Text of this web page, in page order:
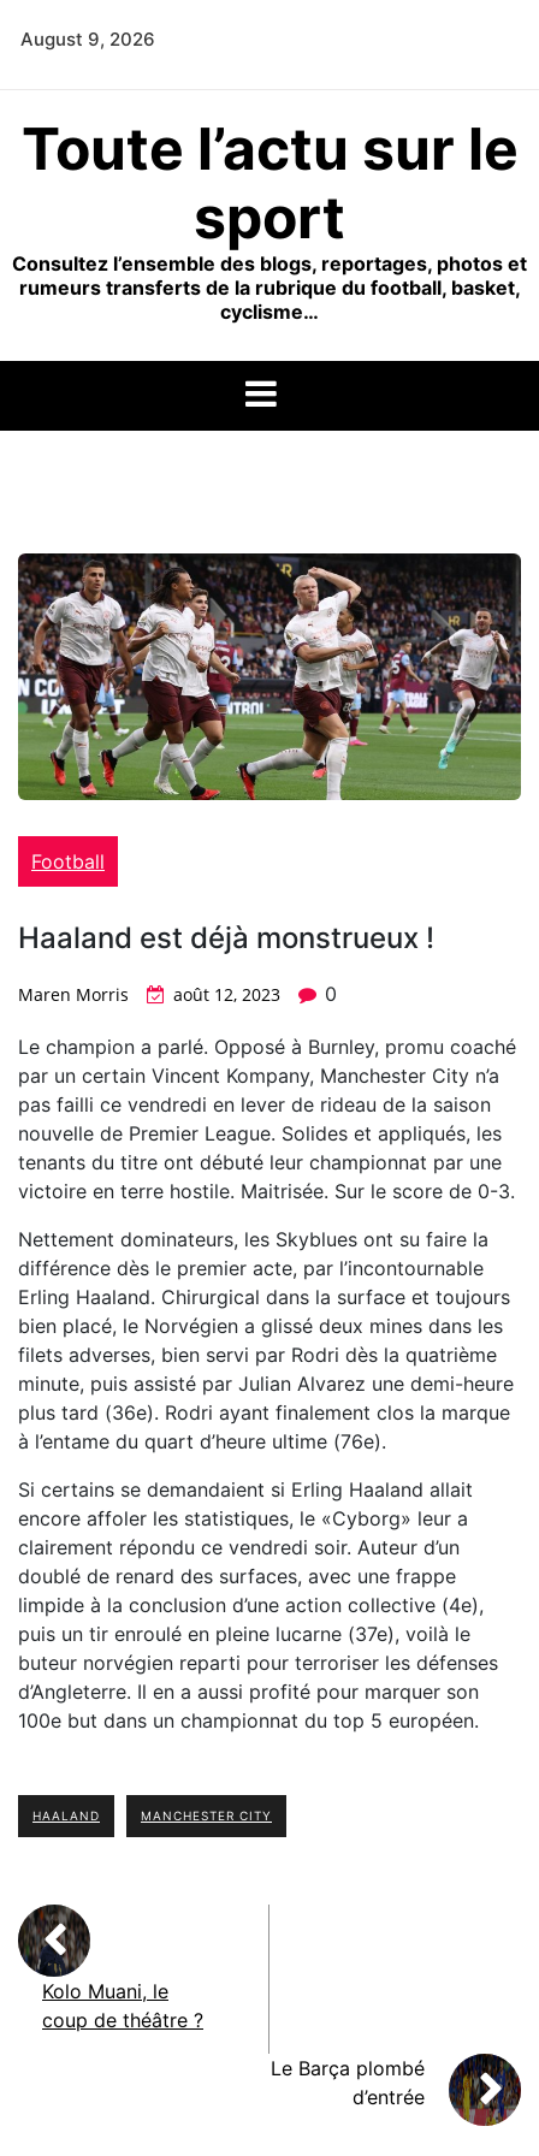
August 9, 2026
Toute l’actu sur le
sport
Consultez l’ensemble des blogs, reportages, photos et
rumeurs transferts de la rubrique du football, basket,
cyclisme…
Football
Haaland est déjà monstrueux !
Maren Morris août 12, 2023 0
Le champion a parlé. Opposé à Burnley, promu coaché
par un certain Vincent Kompany, Manchester City n’a
pas failli ce vendredi en lever de rideau de la saison
nouvelle de Premier League. Solides et appliqués, les
tenants du titre ont débuté leur championnat par une
victoire en terre hostile. Maitrisée. Sur le score de 0-3.
Nettement dominateurs, les Skyblues ont su faire la
différence dès le premier acte, par l’incontournable
Erling Haaland. Chirurgical dans la surface et toujours
bien placé, le Norvégien a glissé deux mines dans les
filets adverses, bien servi par Rodri dès la quatrième
minute, puis assisté par Julian Alvarez une demi-heure
plus tard (36e). Rodri ayant finalement clos la marque
à l’entame du quart d’heure ultime (76e).
Si certains se demandaient si Erling Haaland allait
encore affoler les statistiques, le «Cyborg» leur a
clairement répondu ce vendredi soir. Auteur d’un
doublé de renard des surfaces, avec une frappe
limpide à la conclusion d’une action collective (4e),
puis un tir enroulé en pleine lucarne (37e), voilà le
buteur norvégien reparti pour terroriser les défenses
d’Angleterre. Il en a aussi profité pour marquer son
100e but dans un championnat du top 5 européen.
HAALAND MANCHESTER CITY
Kolo Muani, le
coup de théâtre ?
Le Barça plombé
d’entrée